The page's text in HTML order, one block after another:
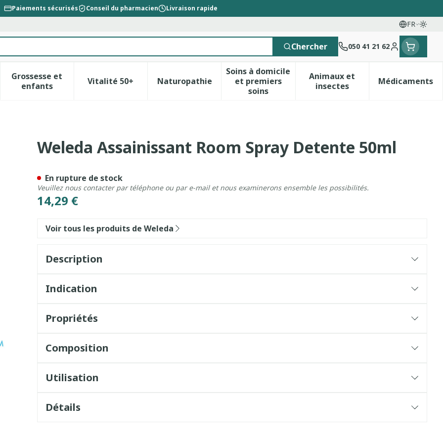
Paiements sécurisés Conseil du pharmacien Livraison rapide
FR
Langues
Chercher 050 41 21 62
Menu client
catégorie Beauté, soins et hygiène
sous-menu pour la catégorie Régime, alimentation & vitamines
Grossesse et
enfants
Afficher le sous-menu pour la catégorie Grossesse et enfants
Vitalité 50+Afficher le sous-menu pour la catégorie Vitalité 50+
NaturopathieAfficher le sous-menu pour la catégorie Naturopathie
Soins à domicile
et premiers
soins
Afficher le sous-menu pour la catégorie
Animaux et
insectesAfficher le sous-menu
Médicaments
Afficher
Spray Detente 50ml
Weleda Assainissant Room Spray Detente 50ml
14,29 €
En rupture de stock
Veuillez nous contacter par téléphone ou par e-mail et nous examinerons ensemble les possibilités.
Voir tous les produits de Weleda
Description
Indication
Propriétés
Composition
Utilisation
Détails